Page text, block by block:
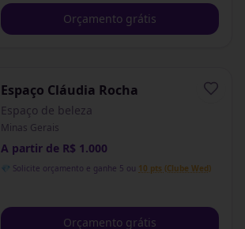
Orçamento grátis
Espaço Cláudia Rocha
Espaço de beleza
Minas Gerais
A partir de R$ 1.000
💎 Solicite orçamento e ganhe 5 ou 10 pts (Clube Wed)
Orçamento grátis